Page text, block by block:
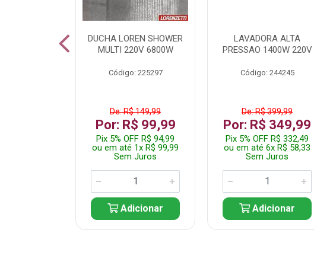
DUCHA LOREN SHOWER
MULTI 220V 6800W
Código: 225297
De: R$ 149,99
Por: R$ 99,99
Pix 5% OFF R$ 94,99
ou em até 1x R$ 99,99
Sem Juros
Adicionar
LAVADORA ALTA
PRESSAO 1400W 220V
Código: 244245
De: R$ 399,99
Por: R$ 349,99
Pix 5% OFF R$ 332,49
ou em até 6x R$ 58,33
Sem Juros
Adicionar